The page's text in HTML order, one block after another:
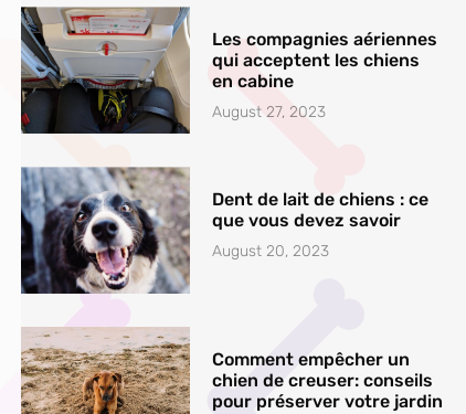
Les compagnies aériennes
qui acceptent les chiens
en cabine
August 27, 2023
Dent de lait de chiens : ce
que vous devez savoir
August 20, 2023
Comment empêcher un
chien de creuser: conseils
pour préserver votre jardin